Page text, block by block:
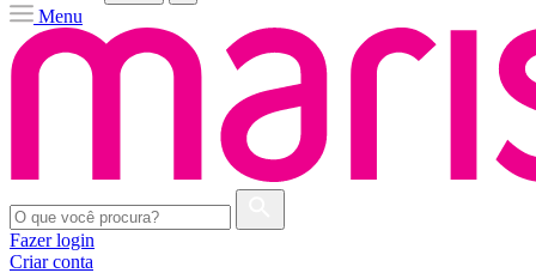
Menu
Fazer login
Criar conta